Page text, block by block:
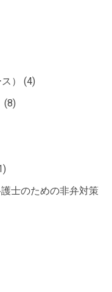
）
(4)
(8)
士のための非弁対策